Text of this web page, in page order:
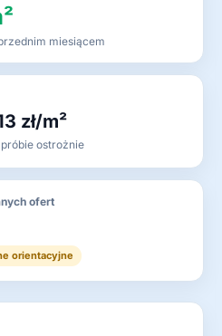
miesiącem
zł/m²
ostrożnie
ofert
orientacyjne